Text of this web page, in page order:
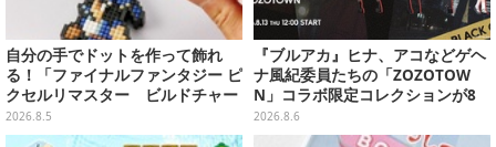
自分の手でドットを作って飾れ
る！「ファイナルファンタジー ピ
クセルリマスター ビルドチャー
ムコレクション Vol.3」が予約
開始
2026.8.5
『ブルアカ』ヒナ、アコなどゲヘ
ナ風紀委員たちの「ZOZOTOW
N」コラボ限定コレクションが8
月13日より販売開始
2026.8.6